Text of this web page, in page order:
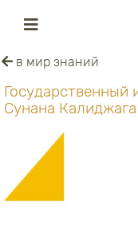
в мир знаний
Государственный
Сунана Калиджага